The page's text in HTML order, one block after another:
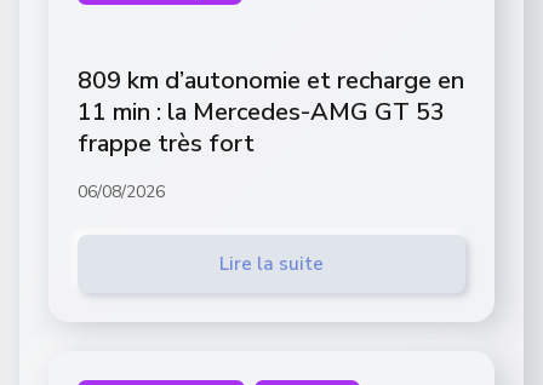
809 km d’autonomie et recharge en
11 min : la Mercedes-AMG GT 53
frappe très fort
06/08/2026
Lire la suite